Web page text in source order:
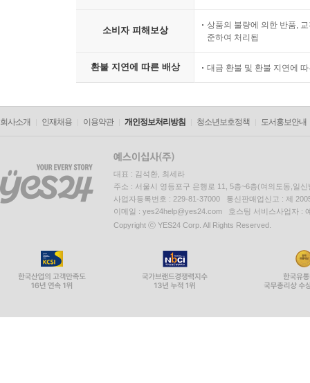
소비자 피해보상
상품의 불량에 의한 반품,
준하여 처리됨
환불 지연에 따른 배상 대금 환불 및 환불 지연에
회사소개 인재채용 이용약관 개인정보처리방침 청소년보호정책 도서홍보안내
대표 : 김석환, 최세라
주소 : 서울시 영등포구 은행로 11, 5층~6층(여의도동,일신
사업자등록번호 : 229-81-37000 통신판매업신고 : 제
이메일 : yes24help@yes24.com 호스팅 서비스사업자 :
Copyright ⓒ YES24 Corp. All Rights Reserved.